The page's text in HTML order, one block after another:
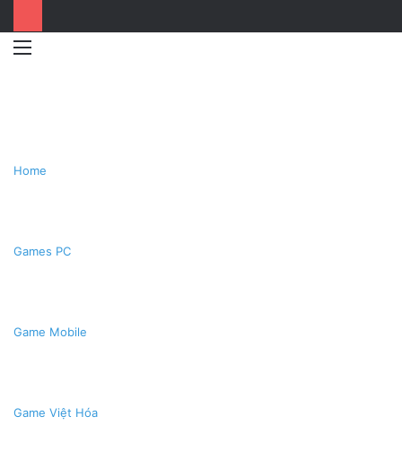
Home
Games PC
Game Mobile
Game Việt Hóa